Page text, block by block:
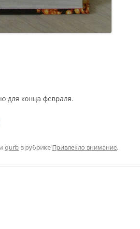
для конца февраля.
qurb в рубрике Привлекло внимание.